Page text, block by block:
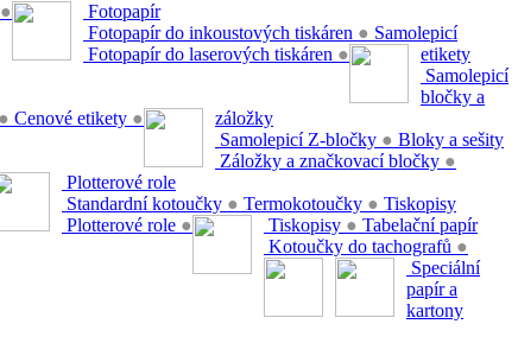
●
Fotopapír
Fotopapír do inkoustových tiskáren ●
Fotopapír do laserových tiskáren ●
Samolepicí
etikety
● Cenové etikety ●
Samolepicí
bločky a
záložky
Samolepicí Z-bločky ●
Záložky a značkovací bločky ●
Bloky a sešity
Plotterové role
Standardní kotoučky ● Termokotoučky ●
Plotterové role ●
Tiskopisy
Tiskopisy ●
Kotoučky do tachografů ●
Tabelační papír
Speciální
papír a
kartony